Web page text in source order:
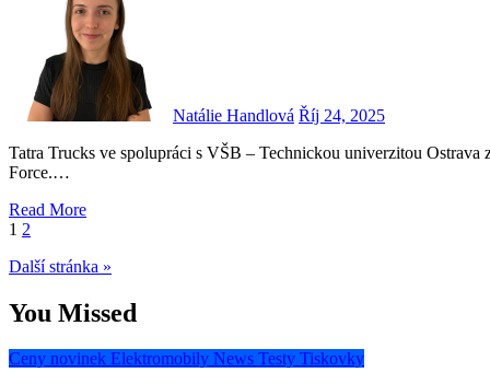
Natálie Handlová Říj 24, 2025
Tatra Trucks ve spolupráci s VŠB – Technickou univerzitou Ostrava zahájila vývoj nového vodíkového nákladního vozidla Tatra
Force.…
Read More
Stránkování
příspěvků
1 2
Další stránka »
You Missed
Ceny novinek Elektromobily News Testy Tiskovky